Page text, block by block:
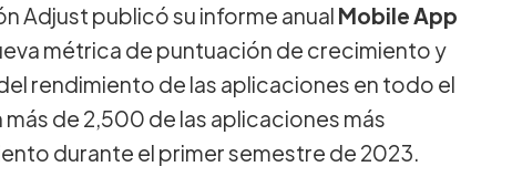
Adjust publicó su informe anual Mobile App
métrica de puntuación de crecimiento y
rendimiento de las aplicaciones en todo el
de 2,500 de las aplicaciones más
durante el primer semestre de 2023.